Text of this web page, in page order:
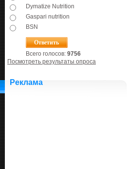
Dymatize Nutrition
Gaspari nutrition
BSN
Всего голосов: 9756
Посмотреть результаты опроса
Реклама